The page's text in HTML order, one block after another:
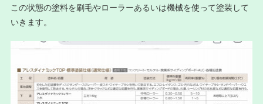
この状態の塗料を刷毛やローラーあるいは機械を使って塗装して
いきます。